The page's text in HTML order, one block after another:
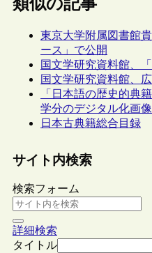
東京大学附属図書館
ース」で公開
国文学研究資料館、
国文学研究資料館、
「日本語の歴史的典
学分のデジタル化画
日本古典籍総合目録
サイト内検索
検索フォーム
詳細検索
タイトル